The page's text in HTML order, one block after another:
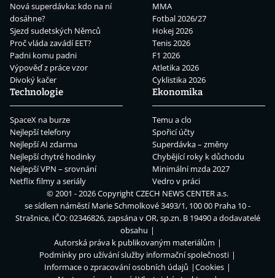
Nová superdávka: kdo na ní
dosáhne?
Sjezd sudetských Němců
Proč vláda zavádí EET?
Padni komu padni
Výpověď z práce vzor
Divoký kačer
MMA
Fotbal 2026/27
Hokej 2026
Tenis 2026
F1 2026
Atletika 2026
Cyklistika 2026
Technologie
SpaceX na burze
Nejlepší telefony
Nejlepší AI zdarma
Nejlepší chytré hodinky
Nejlepší VPN – srovnání
Netflix filmy a seriály
Ekonomika
Temu a clo
Spořicí účty
Superdávka – změny
Chybějící roky k důchodu
Minimální mzda 2027
Vedro v práci
© 2001 - 2026 CopyrightCZECH NEWS CENTER a.s.
se sídlem náměstí Marie Schmolkové 3493/1, 100 00 Praha 10 -
Strašnice, IČO: 02346826, zapsána v OR, sp.zn. B 19490 a dodavatelé
obsahu
Autorská práva k publikovaným materiálům
Podmínky pro užívání služby informační společnosti
Informace o zpracování osobních údajů
Cookies